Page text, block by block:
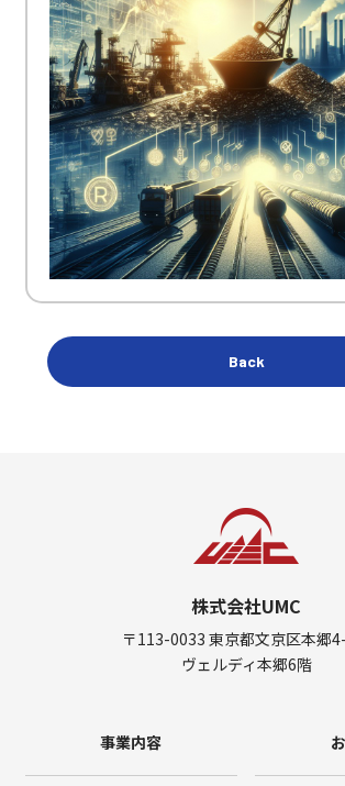
Back
株式会社UMC
〒113-0033 東京都文京区本郷
ヴェルディ本郷6階
事業内容